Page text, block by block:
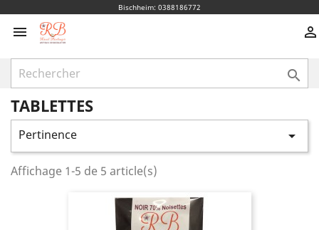
Bischheim: 0388186772
 

TABLETTES
Pertinence 
Affichage 1-5 de 5 article(s)